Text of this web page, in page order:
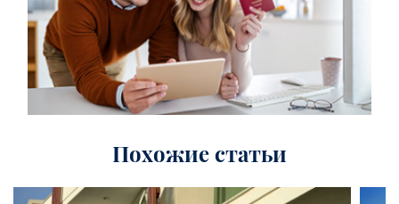
Похожие статьи